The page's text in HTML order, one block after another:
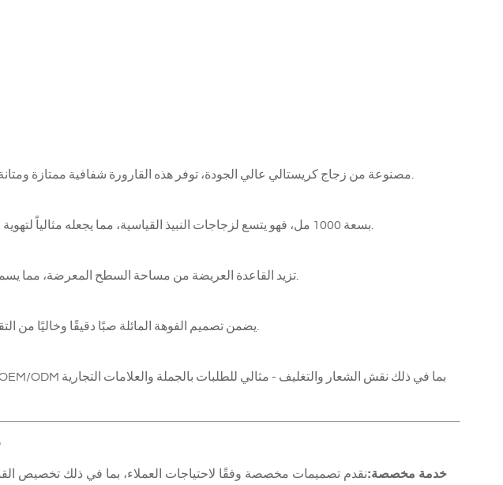
مصنوعة من زجاج كريستالي عالي الجودة، توفر هذه القارورة شفافية ممتازة ومتانة وجمالية راقية مناسبة لتقديم النبيذ بشكل احترافي.
بسعة 1000 مل، فهو يتسع لزجاجات النبيذ القياسية، مما يجعله مثالياً لتهوية النبيذ الأحمر في المطاعم والحانات وأماكن الضيافة.
تزيد القاعدة العريضة من مساحة السطح المعرضة، مما يسمح للنبيذ بالتنفس بشكل كامل وإطلاق رائحته ونكهته.
يضمن تصميم الفوهة المائلة صبًا دقيقًا وخاليًا من التقطير مع إضافة لمسة بصرية عصرية إلى شكل الإناء.
خدمة مخصصة:نقدم تصميمات مخصصة وفقًا لاحتياجات العملاء، بما في ذلك تخصيص